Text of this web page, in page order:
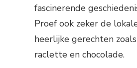
fascinerende
Proef ook zeker de
heerlijke gerechten
raclette en chocolade.